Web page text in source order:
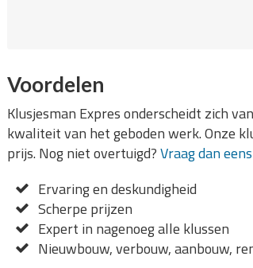
Voordelen
Klusjesman Expres onderscheidt zich
kwaliteit van het geboden werk. Onze
prijs. Nog niet overtuigd?Vraag dan
Ervaring en deskundigheid
Scherpe prijzen
Expert in nagenoeg alle klussen
Nieuwbouw, verbouw, aanbouw,